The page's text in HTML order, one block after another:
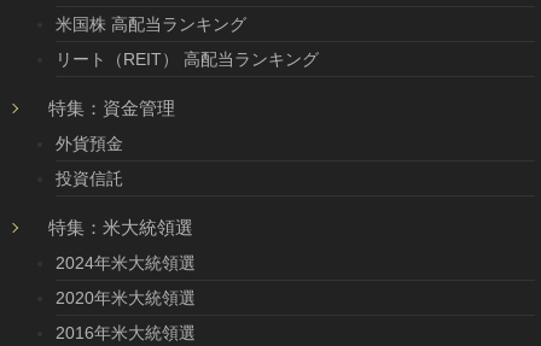
米国株 高配当ランキング
リート（REIT） 高配当ランキング
特集：資金管理
外貨預金
投資信託
特集：米大統領選
2024年米大統領選
2020年米大統領選
2016年米大統領選